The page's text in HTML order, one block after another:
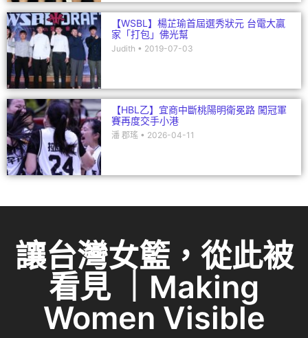
【WSBL】楊芷瑜首屆選秀狀元 台電大贏
家「打包」佛光幫
Judith 2019-07-03
【HBL乙】宜商中斷桃陽明衛冕路 闖冠軍
賽再度交手小港
潘 郡瑤 2026-04-11
讓台灣女籃，從此被
看見 ｜Making
Women Visible